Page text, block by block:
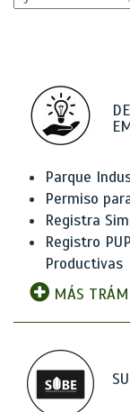
Parque
Permiso
Registra
Registro
Productivas
MÁS